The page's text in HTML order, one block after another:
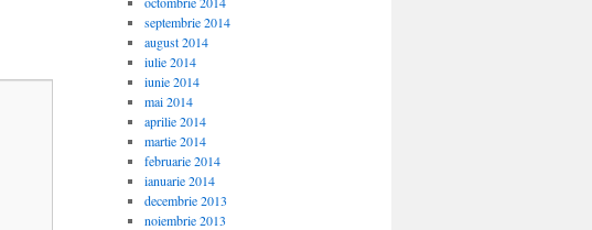
septembrie 2014
august 2014
iulie 2014
iunie 2014
mai 2014
aprilie 2014
martie 2014
februarie 2014
ianuarie 2014
decembrie 2013
noiembrie 2013